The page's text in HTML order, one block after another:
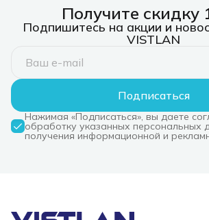
Связь инжиниринг
ИБП линейно-
интерактивный,
6xSchuko (4 batt+ 2
surge), USB, 1 год
гарантии, Россия
Получите скидку
Подпишитесь на акции и
VISTLAN
Подписаться
Нажимая «Подписаться», вы даете
обработку указанных персональных
получения информационной и